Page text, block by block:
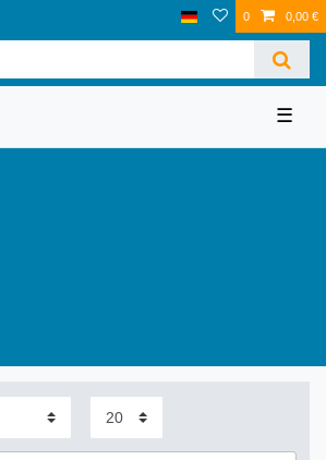
0 0,00 €
☰